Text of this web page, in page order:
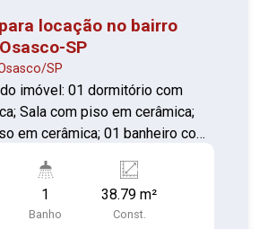
locação no bairro
SP
SP
dormitório com
Sala com piso em cerâmica;
em cerâmica; 01 banheiro com
compartilhada
Contas de água e energia
proporcionando maior
1
Banho
38.79 m²
Const.